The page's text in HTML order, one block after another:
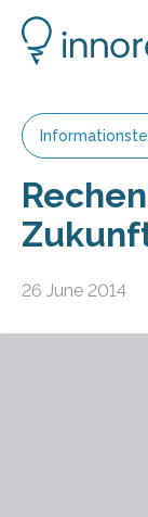
26 June 2014